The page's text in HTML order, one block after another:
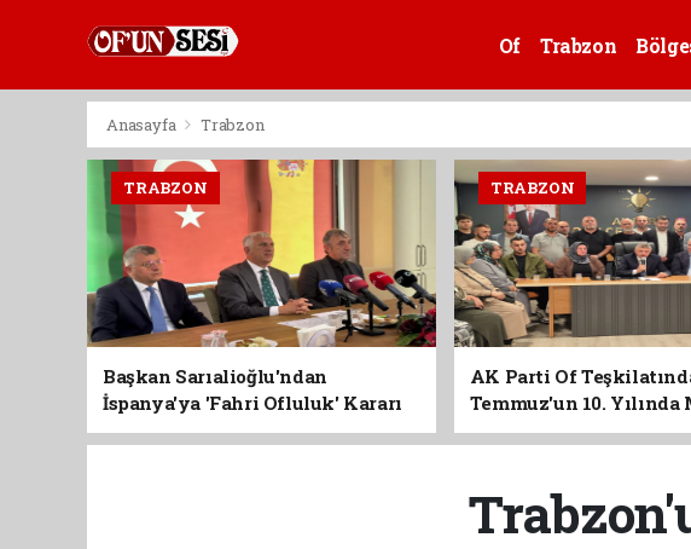
Of Trabzon
Anasayfa Trabzon
TRABZON
Başkan Sarıalioğlu'ndan
İspanya'ya 'Fahri Ofluluk' Kararı
TRABZON
AK Parti Of
Temmuz'un 10.
Birlik Vurgusu